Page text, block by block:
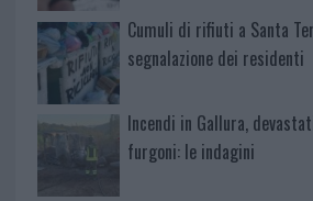
Cumuli di rifiuti a Santa
segnalazione dei residenti
Incendi in Gallura,
furgoni: le indagini